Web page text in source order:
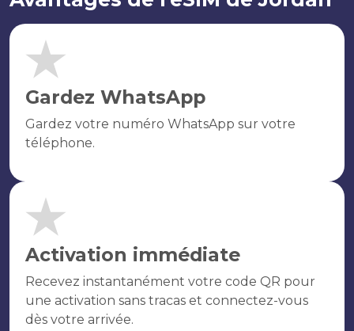
Gardez WhatsApp
Gardez votre numéro WhatsApp sur votre
téléphone.
Activation immédiate
Recevez instantanément votre code QR pour
une activation sans tracas et connectez-vous
dès votre arrivée.